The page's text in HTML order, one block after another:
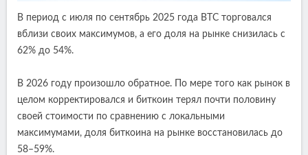
В период с июля по сентябрь 2025 года BTC торговался
вблизи своих максимумов, а его доля на рынке снизилась с
62% до 54%.
В 2026 году произошло обратное. По мере того как рынок в
целом корректировался и биткоин терял почти половину
своей стоимости по сравнению с локальными
максимумами, доля биткоина на рынке восстановилась до
58–59%.